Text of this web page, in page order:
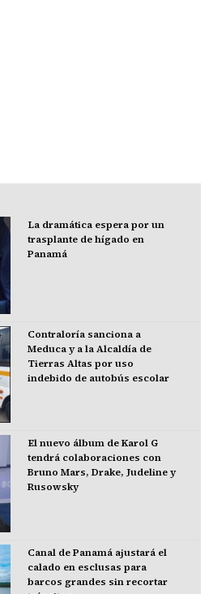
La dramática espera por un
trasplante de hígado en
Panamá
Contraloría sanciona a
Meduca y a la Alcaldía de
Tierras Altas por uso
indebido de autobús escolar
El nuevo álbum de Karol G
tendrá colaboraciones con
Bruno Mars, Drake, Judeline y
Rusowsky
Canal de Panamá ajustará el
calado en esclusas para
barcos grandes sin recortar